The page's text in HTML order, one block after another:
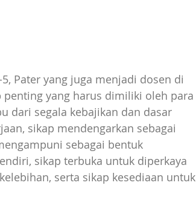
Pater yang juga menjadi dosen di
penting yang harus dimiliki oleh para
dari segala kebajikan dan dasar
sikap mendengarkan sebagai
sebagai bentuk
sikap terbuka untuk diperkaya
serta sikap kesediaan untuk